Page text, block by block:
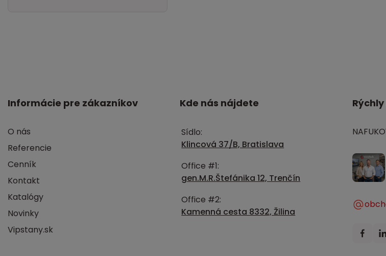
Informácie pre zákazníkov
O nás
Referencie
Cenník
Kontakt
Katalógy
Novinky
Vipstany.sk
Kde nás nájdete
Sídlo:
Klincová 37/B, Bratislava
Office #1:
gen.M.R.Štefánika 12, Trenčín
Office #2:
Kamenná cesta 8332, Žilina